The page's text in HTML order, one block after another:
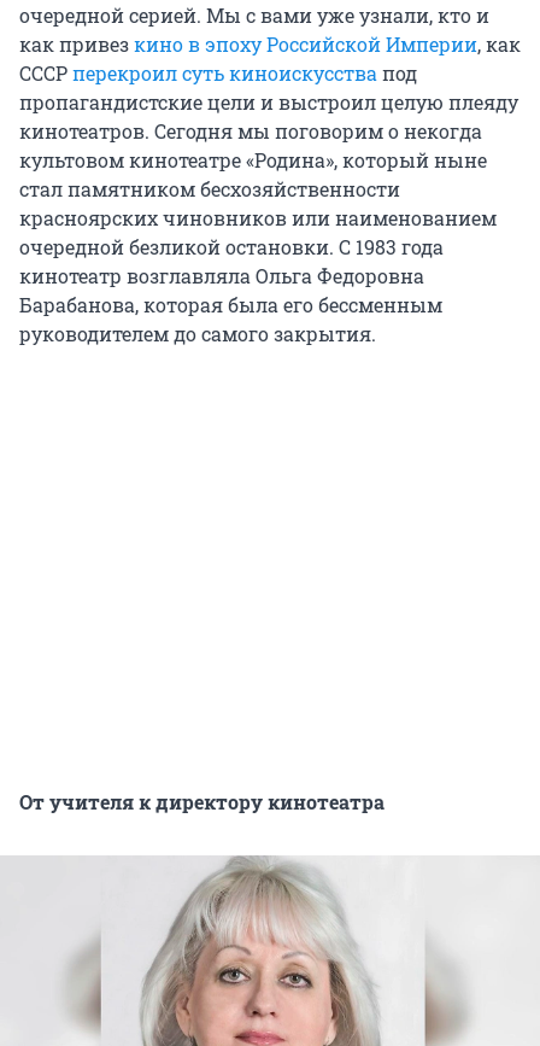
очередной серией. Мы с вами уже узнали, кто и
как привезкино в эпоху Российской Империи, как
СССРперекроил суть киноискусства под
пропагандистские цели и выстроил целую плеяду
кинотеатров. Сегодня мы поговорим о некогда
культовом кинотеатре «Родина», который ныне
стал памятником бесхозяйственности
красноярских чиновников или наименованием
очередной безликой остановки. С 1983 года
кинотеатр возглавляла Ольга Федоровна
Барабанова, которая была его бессменным
руководителем до самого закрытия.
От учителя к директору кинотеатра